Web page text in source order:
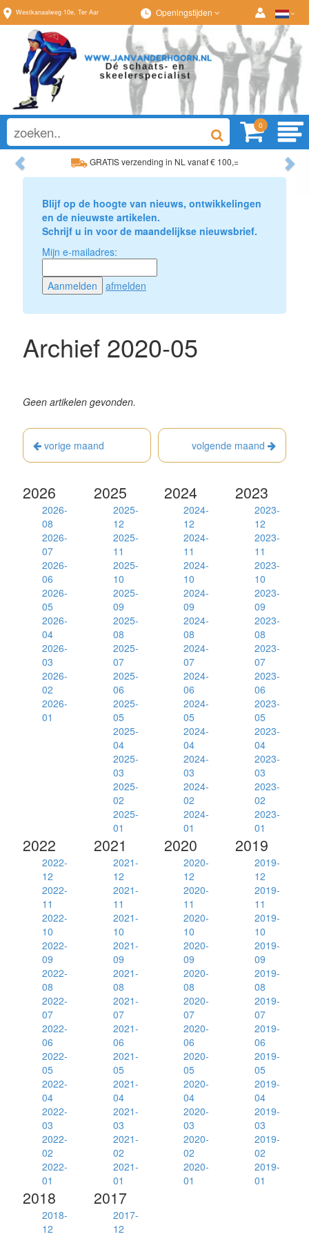
Westkanaalweg 10e, Ter Aar Openingstijden
0
GRATIS verzending in NL vanaf € 100,=
Previous
Blijf op de hoogte van nieuws, ontwikkelingen
en de nieuwste artikelen.
Schrijf u in voor de maandelijkse nieuwsbrief.
Mijn e-mailadres:
afmelden
Archief 2020-05
Geen artikelen gevonden.
vorige maand volgende maand
2026
2026-
08
2026-
07
2026-
06
2026-
05
2026-
04
2026-
03
2026-
02
2026-
01
2025
2025-
12
2025-
11
2025-
10
2025-
09
2025-
08
2025-
07
2025-
06
2025-
05
2025-
04
2025-
03
2025-
02
2025-
01
2024
2024-
12
2024-
11
2024-
10
2024-
09
2024-
08
2024-
07
2024-
06
2024-
05
2024-
04
2024-
03
2024-
02
2024-
01
2023
2023-
12
2023-
11
2023-
10
2023-
09
2023-
08
2023-
07
2023-
06
2023-
05
2023-
04
2023-
03
2023-
02
2023-
01
2022
2022-
12
2022-
11
2022-
10
2022-
09
2022-
08
2022-
07
2022-
06
2022-
05
2022-
04
2022-
03
2022-
02
2022-
01
2021
2021-
12
2021-
11
2021-
10
2021-
09
2021-
08
2021-
07
2021-
06
2021-
05
2021-
04
2021-
03
2021-
02
2021-
01
2020
2020-
12
2020-
11
2020-
10
2020-
09
2020-
08
2020-
07
2020-
06
2020-
05
2020-
04
2020-
03
2020-
02
2020-
01
2019
2019-
12
2019-
11
2019-
10
2019-
09
2019-
08
2019-
07
2019-
06
2019-
05
2019-
04
2019-
03
2019-
02
2019-
01
2018
2018-
12
2017
2017-
12